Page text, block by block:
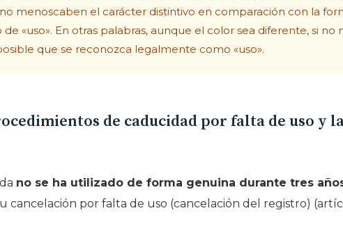
menoscaben el carácter distintivo en comparación con la
«uso». En otras palabras, aunque el color sea diferente, si no
que se reconozca legalmente como «uso».
de caducidad por falta de uso y
no se ha utilizado de forma genuina durante tres
cancelación por falta de uso (cancelación del registro)